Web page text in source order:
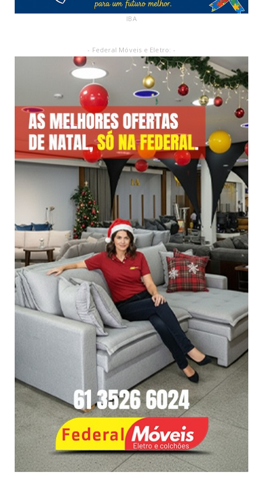
IBA
- Federal Móveis e Eletro: -